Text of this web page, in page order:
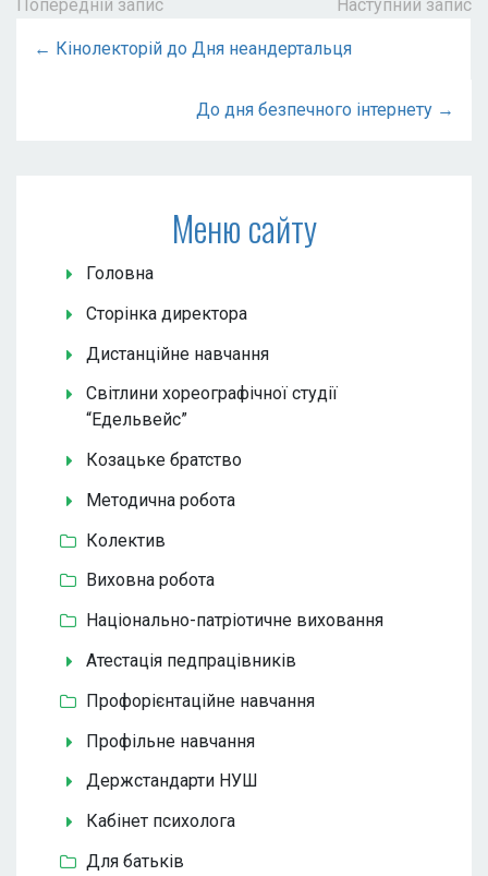
Попередній запис Наступний запис
← Кінолекторій до Дня неандертальця
До дня безпечного інтернету →
Меню сайту
Головна
Сторінка директора
Дистанційне навчання
Світлини хореографічної студії
“Едельвейс”
Козацьке братство
Методична робота
Колектив
Виховна робота
Національно-патріотичне виховання
Атестація педпрацівників
Профорієнтаційне навчання
Профільне навчання
Держстандарти НУШ
Кабінет психолога
Для батьків